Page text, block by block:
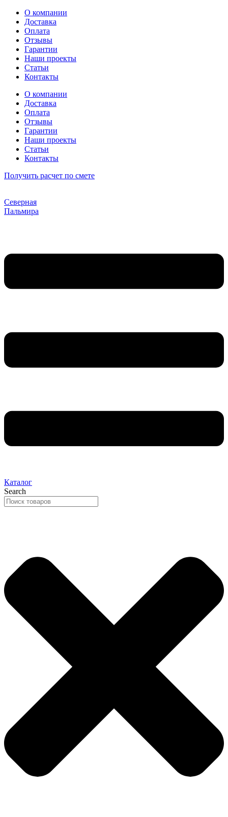
Перейти
содержимому
О компании
Доставка
Оплата
Отзывы
Гарантии
Наши проекты
Статьи
Контакты
О компании
Доставка
Оплата
Отзывы
Гарантии
Наши проекты
Статьи
Контакты
Получить расчет по смете
Северная
Пальмира
Каталог
Search